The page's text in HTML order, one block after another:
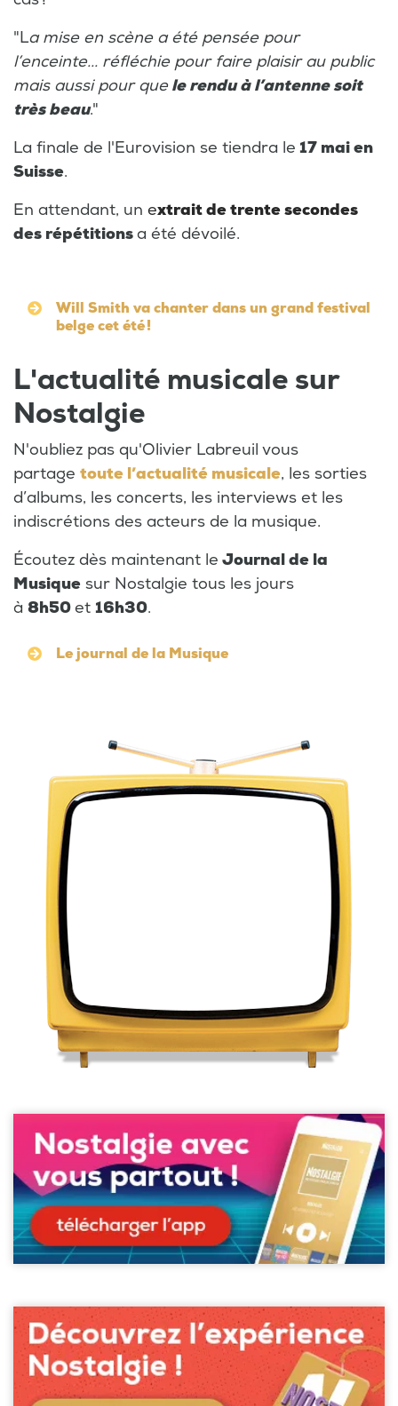
"La mise en scène a été pensée pour
l’enceinte... réfléchie pour faire plaisir au public
mais aussi pour quele rendu à l’antenne soit
très beau."
La finale de l'Eurovision se tiendra le 17 mai en
Suisse.
En attendant, un extrait de trente secondes
des répétitionsa été dévoilé.
Will Smith va chanter dans un grand festival
belge cet été !
L'actualité musicale sur
Nostalgie
N'oubliez pas qu'Olivier Labreuil vous
partage toute l’actualité musicale, les sorties
d’albums, les concerts, les interviews et les
indiscrétions des acteurs de la musique.
Écoutez dès maintenant le Journal de la
Musique sur Nostalgie tous les jours
à 8h50et 16h30.
Le journal de la Musique